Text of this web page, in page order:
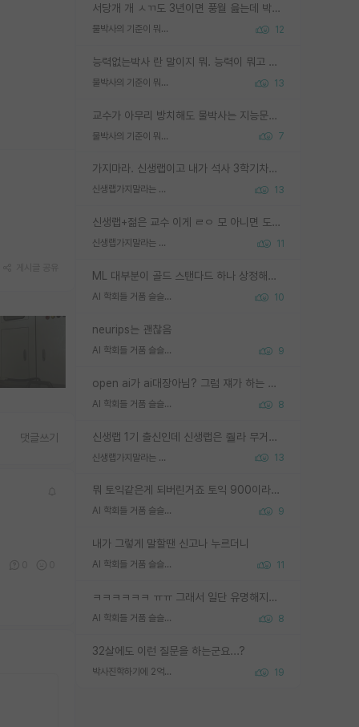
서당개 개 ㅅㄲ도 3년이면 풍월 읊는데 박사 5년 이상 대리고 있으면서 물된건 교수 탓 맞는ㄱ게 거기가 서당이 아니란 소리임
물박사의 기준이 뭐임? 12
능력없는박사 란 말이지 뭐. 능력이 뭐고 능력이 있다는게 뭔지는 사람마다 기준이 다르니까 얘기해봐야 서로 자기 기준만 얘기해서 논쟁이 끝이 안나고. 주위에서 능력있고 야심있는 신입생이 교수가 유의미한 피드백을 아예 안주면서 제대로된 과제에 참여해볼 기회도 제공하지 않고 잡일 뺑뺑이만 돌려서 맨날 단순작업만 하면서 밤새다가 눈빛이 점점 죽어가는걸 본 사람은 물박사는 교수탓이라고 하고, 교수는 이것저것 알려도 주고 기회도 주고 사수 동기 붙여주면서 어떻게든 끌고가려고 하는데 본인이 매일 뺀질거리면서 출근 하는둥마는둥 하다가 기껏 와서도 폰이나 쳐다보다가 실험 망치고 저녁약속있어서 먼저 가볼게요~ 하는걸 본 사람은 물박사는 본인탓이라고 함.
물박사의 기준이 뭐임? 13
교수가 아무리 방치해도 물박사는 지능문제고 본인 의지 문제임. 만물 교수탓 하는 애들이 이상한거임.
물박사의 기준이 뭐임? 7
가지마라. 신생랩이고 내가 석사 3학기차인데 최고참인데 나도 아무것도 모르는데 교수가 후배들 왜 논문 교육 안시키냐. 논문 왜 안 써오냐 닦달한다
신생랩가지말라는 이유가 있었구나 13
신생랩+젊은 교수 이게 ㄹㅇ 모 아니면 도인듯.
신생랩가지말라는 이유가 있었구나 11
ML 대부분이 골드 스탠다드 하나 상정해놓고 (벤치마크 데이터셋이 여러 개면 여러 개 상정) 그거 얼마나 잘 맞추나 싸움임 가끔 번뜩이는 설계 철학을 보여주는 논문들도 있지만 대부분 그거 성적 얼마나 더 올리느라에 혈안이 되어 있는 측면이 잇음
AI 학회들 거품 슬슬 지적이 나오네요 10
neurips는 괜찮음
AI 학회들 거품 슬슬 지적이 나오네요 9
open ai가 ai대장아님? 그럼 쟤가 하는 말이 다 맞겠네
AI 학회들 거품 슬슬 지적이 나오네요 8
신생랩 1기 출신인데 신생랩은 줠라 무거운 바벨 같은거임. 들면 대박인데 못들면 깔려 죽음. 아무도 알려주지 않는 환경에서 자생해야하지만, 일단 살아남았다면 그 어떤 사람보다 악착같고 생존력 높은 사람으로 거듭날 수 있음
신생랩가지말라는 이유가 있었구나 13
뭐 토익같은게 되버린거죠 토익 900이라고 영어잘하는건 아닙니다만 잘하는사람은 다 900을 넘는 그런
AI 학회들 거품 슬슬 지적이 나오네요 9
내가 그렇게 말할땐 신고나 누르더니
AI 학회들 거품 슬슬 지적이 나오네요 11
ㅋㅋㅋㅋㅋㅋ ㅠㅠ 그래서 일단 유명해지는게 중요한거같습니다
AI 학회들 거품 슬슬 지적이 나오네요 8
32살에도 이런 질문을 하는군요...?
박사진학하기에 2억은 괜찮은 (?) 정도의 경제력인가요 19
댓글쓰기